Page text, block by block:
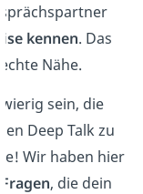
kennen. Das
Nähe.
sein, die
Deep Talk zu
Wir haben hier
, die dein